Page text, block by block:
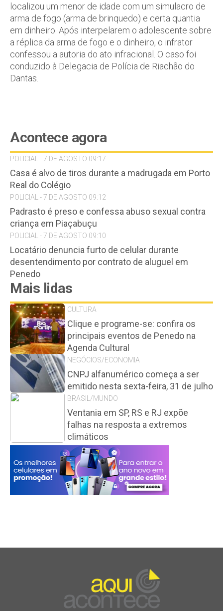
localizou um menor de idade com um simulacro de
arma de fogo (arma de brinquedo) e certa quantia
em dinheiro. Após interpelarem o adolescente sobre
a réplica da arma de fogo e o dinheiro, o infrator
confessou a autoria do ato infracional. O caso foi
conduzido à Delegacia de Polícia de Riachão do
Dantas.
Acontece agora
POLICIAL - 7 DE AGOSTO 09:17
Casa é alvo de tiros durante a madrugada em Porto
Real do Colégio
POLICIAL - 7 DE AGOSTO 09:12
Padrasto é preso e confessa abuso sexual contra
criança em Piaçabuçu
POLICIAL - 7 DE AGOSTO 09:10
Locatário denuncia furto de celular durante
desentendimento por contrato de aluguel em
Penedo
Mais lidas
CULTURA
Clique e programe-se: confira os
principais eventos de Penedo na
Agenda Cultural
NEGÓCIOS/ECONOMIA
CNPJ alfanumérico começa a ser
emitido nesta sexta-feira, 31 de julho
BRASIL/MUNDO
Ventania em SP, RS e RJ expõe
falhas na resposta a extremos
climáticos